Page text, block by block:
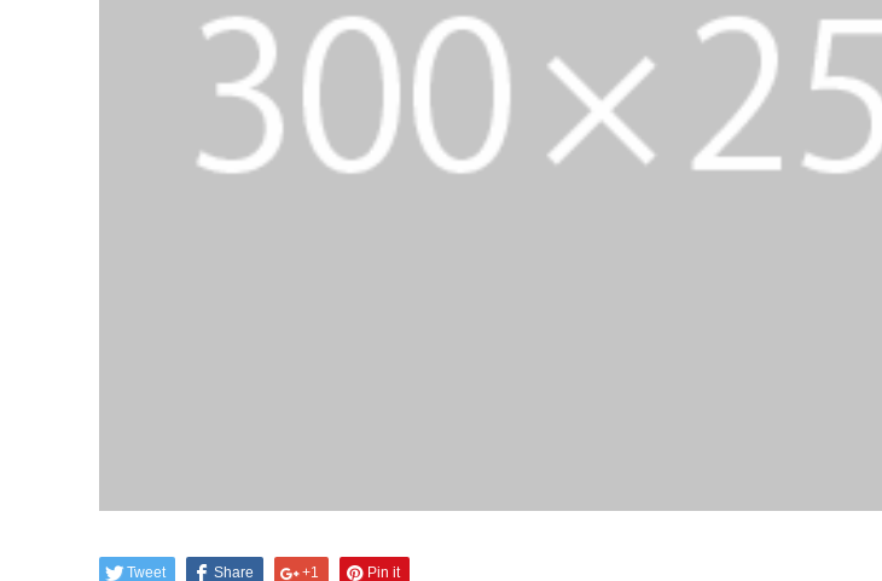
Tweet Share +1 Pin it